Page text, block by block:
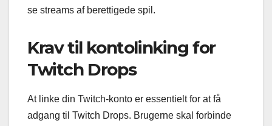
se streams af berettigede spil.
Krav til kontolinking for
Twitch Drops
At linke din Twitch-konto er essentielt for at få
adgang til Twitch Drops. Brugerne skal forbinde